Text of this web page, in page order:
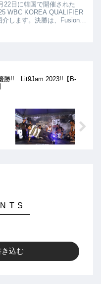
22日に韓国で開催された
WBC KOREA QUALIFIER
介します。決勝は、Fusion
勝!! Lit9Jam 2023!!【B-
込む